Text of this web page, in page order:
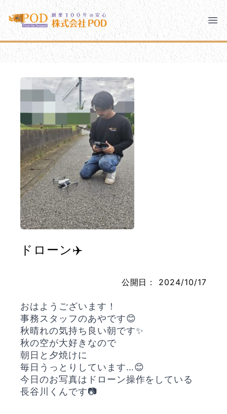
メインコンテンツにスキップ
株式会社ペイント・オン・デマンド
千葉の外壁塗装・屋根塗装なら創業100年の安心 ペイン
株式会社ペイント・オン・デマンド
モバイルメニュー
PODのまちづくり 安心の取り組み
ご相談と流れ よくあるご質問
PODについて
ドローン✈️
公開日： 2024/10/17
おはようございます！
事務スタッフのあやです😊
秋晴れの気持ち良い朝です✨
秋の空が大好きなので
朝日と夕焼けに
毎日うっとりしています…😊
今日のお写真はドローン操作をしている
長谷川くんです📷️